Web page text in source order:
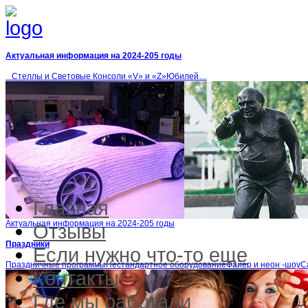
Актуальная информация на 2024-205 годы
Стеллы и Световые Консоли «V» и «Z»Юбилей…
Актуальная информация на 2024-205 годы
Праздники
Праздничные программыНестандартное оборудованиеФайер и неон -
Главная
Отзывы
Если нужно что-то еще
Контакты
Где мы работали